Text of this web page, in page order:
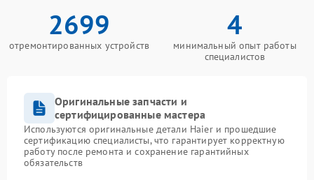
2699
отремонтированных устройств
4
минимальный опыт работы
специалистов
Оригинальные запчасти и
сертифицированные мастера
Используются оригинальные детали Haier и прошедшие
сертификацию специалисты, что гарантирует корректную
работу после ремонта и сохранение гарантийных
обязательств